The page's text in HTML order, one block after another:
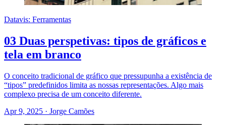
Datavis: Ferramentas
03 Duas perspetivas: tipos de gráficos e
tela em branco
O conceito tradicional de gráfico que pressupunha a existência de
“tipos” predefinidos limita as nossas representações. Algo mais
complexo precisa de um conceito diferente.
Apr 9, 2025 · Jorge Camões